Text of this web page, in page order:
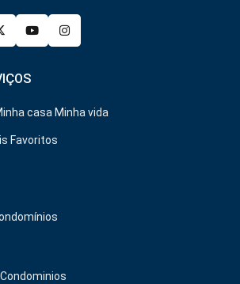
casa Minha vida
Favoritos